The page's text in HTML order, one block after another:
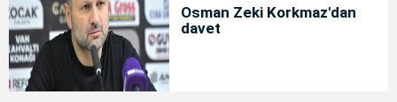
Osman Zeki Korkmaz'dan
davet